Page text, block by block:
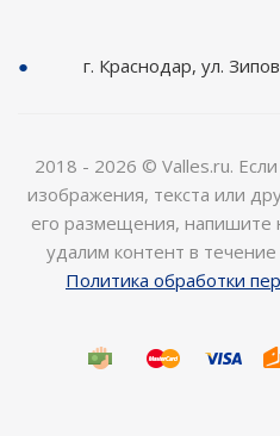
г. Краснодар, ул.
2018 - 2026 © Valles.ru.
изображения, текста или
его размещения, напишите
удалим контент в течение
Политика обработки